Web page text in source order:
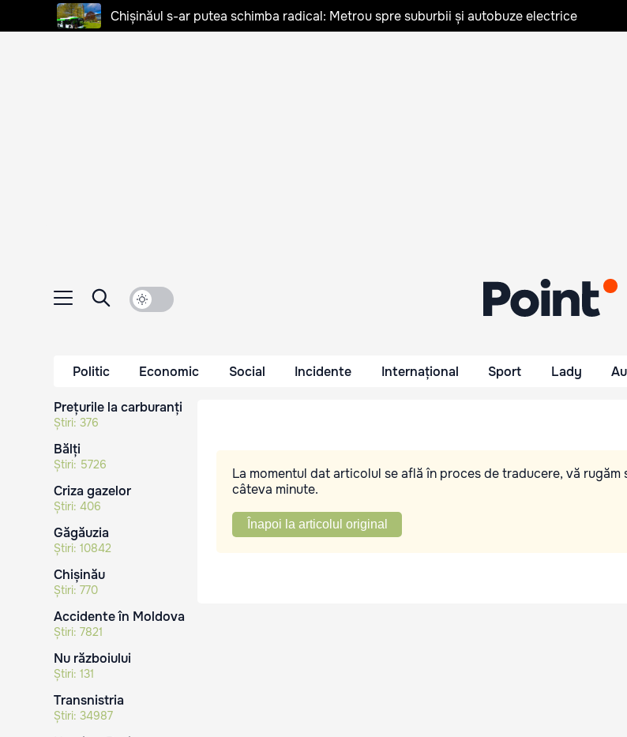
Chișinăul s-ar putea schimba radical: Metrou spre suburbii și autobuze electrice
Politic Economic Social Incidente Internațional Sport Lady
Prețurile la carburanți
Știri: 376
Bălți
Știri: 5726
Criza gazelor
Știri: 406
Găgăuzia
Știri: 10842
Chișinău
Știri: 770
Accidente în Moldova
Știri: 7821
Nu războiului
Știri: 131
Transnistria
Știri: 34987
La momentul dat articolul se află în proces de traducere, vă rugăm
câteva minute.
Înapoi la articolul original